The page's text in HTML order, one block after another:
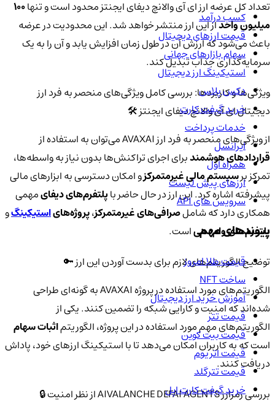
تعداد کل عرضه ارز ای آی والانچ دیفای ایجنتز محدود است و تنها100
میلیون واحداز این ارز منتشر خواهد شد. این محدودیت در عرضه
باعث می‌شود که ارزش آن در طول زمان افزایش یابد و آن را به یک
سرمایه‌گذاری جذاب تبدیل کند.
ویژگی‌ها و کاربردها: بررسی کامل ویژگی‌های منحصر به فرد ارز
دیجیتال ای آی والانچ دیفای ایجنتز 🛠️
از ویژگی‌های منحصر به فرد ارز AVAXAI می‌توان به استفاده از
قراردادهای هوشمندبرای اجرای تراکنش‌ها بدون نیاز به واسطه‌ها،
تمرکز برسیستم مالی غیرمتمرکزو امکان دسترسی به ابزارهای مالی
پیشرفته اشاره کرد. این ارز در حال حاضر باپلتفرم‌های دیفایمهمی
همکاری دارد که شاملصرافی‌های غیرمتمرکز،پروژه‌هایاستیکینگو
پلتفرم‌های وام‌دهیاست.
توضیح الگوریتم‌های لازم برای بدست آوردن این ارز 🔑
الگوریتم‌های مورد استفاده در پروژه AVAXAI به گونه‌ای طراحی
شده‌اند که امنیت و کارایی شبکه را تضمین کنند. یکی از
الگوریتم‌های مهم مورد استفاده در این پروژه، الگوریتماثبات سهام
است که به کاربران امکان می‌دهد تا با استیکینگ ارزهای خود، پاداش
دریافت کنند.
بررسی رمزارز AIVALANCHE DEFAI AGENTS از نظر امنیت 🔒
کسب درآمد
قیمت ارزهای دیجیتال
سهام بازارهای جهانی
استیکینگ ارز دیجیتال
دکس پلاس
خرید گیفت کارت
خدمات پرداخت
ایرانسل
همراه اول
ارزهای پیش لیست
سرویس های API
پیوندهای مهم
قیمت طلا امروز
ساخت NFT
آموزش خرید ارز دیجیتال
قیمت تتر
قیمت بیت کوین
قیمت اتریوم
قیمت تترگلد
خرید گیفت کارت اپل